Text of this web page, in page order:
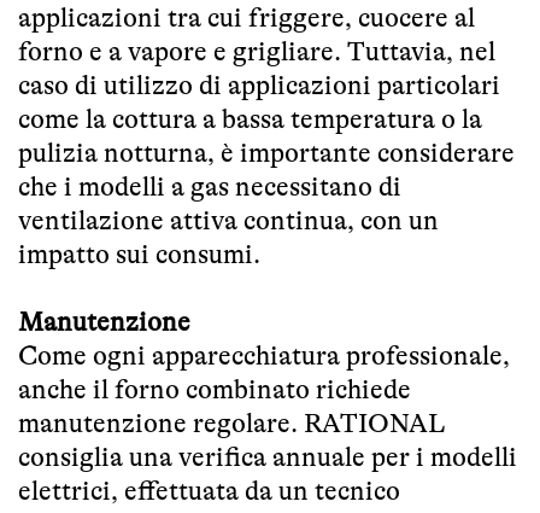
applicazioni tra cui friggere, cuocere al
forno e a vapore e grigliare. Tuttavia, nel
caso di utilizzo di applicazioni particolari
come la cottura a bassa temperatura o la
pulizia notturna, è importante considerare
che i modelli a gas necessitano di
ventilazione attiva continua, con un
impatto sui consumi.
Manutenzione
Come ogni apparecchiatura professionale,
anche il forno combinato richiede
manutenzione regolare. RATIONAL
consiglia una verifica annuale per i modelli
elettrici, effettuata da un tecnico